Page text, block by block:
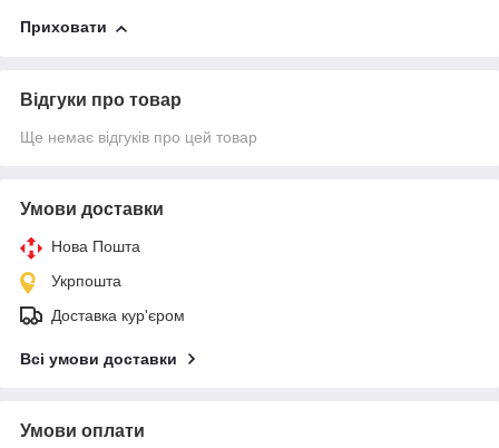
Приховати
Відгуки про товар
Ще немає відгуків про цей товар
Умови доставки
Нова Пошта
Укрпошта
Доставка кур'єром
Всі умови доставки
Умови оплати